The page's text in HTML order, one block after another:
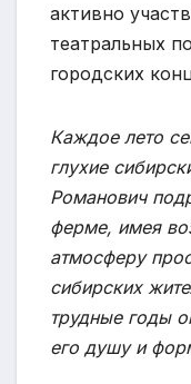
активно
театральных
городских
Каждое лето
глухие
Романович
ферме, имея
атмосферу
сибирских
трудные годы
его душу и